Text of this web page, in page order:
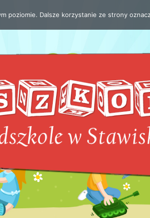
poziomie. Dalsze korzystanie ze strony